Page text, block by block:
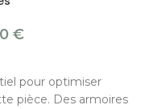
€
pour optimiser
pièce. Des armoires